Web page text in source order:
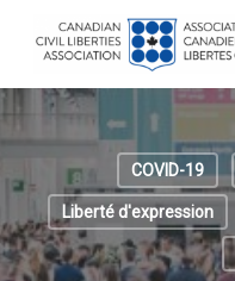
content
COVID-19
Liberté d'expression